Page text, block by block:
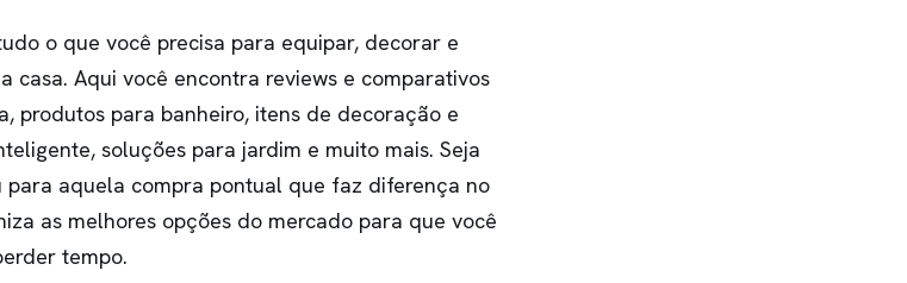
o que você precisa para equipar, decorar e
casa. Aqui você encontra reviews e comparativos
produtos para banheiro, itens de decoração e
soluções para jardim e muito mais. Seja
aquela compra pontual que faz diferença no
as melhores opções do mercado para que você
tempo.